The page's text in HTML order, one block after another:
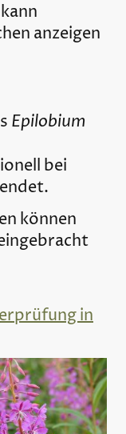
anzeigen
Epilobium
bei
können
in